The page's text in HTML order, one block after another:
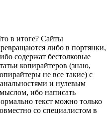
в итоге? Сайты
либо в портянки,
содержат бестолковые
копирайтеров (знаю,
не все такие) с
и нулевым
ибо написать
текст можно только
со специалистом в